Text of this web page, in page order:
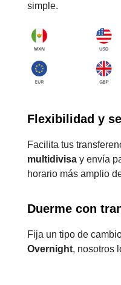
simple.
Flexibilidad y
Facilita tus
multidivisa y envía
horario más amplio
Duerme con
Fija un tipo de
Overnight, nosotros